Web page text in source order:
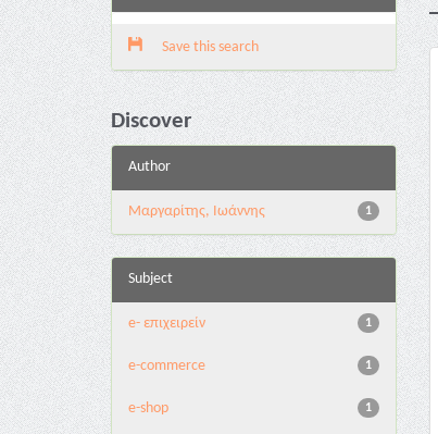
Save this search
Discover
Author
1
Μαργαρίτης, Ιωάννης
Subject
1
e- επιχειρείν
1
e-commerce
1
e-shop